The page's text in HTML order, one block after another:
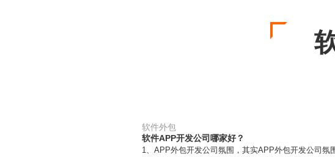
软件外包
软件APP开发公司哪家好？
1、APP外包开发公司氛围，其实APP外包开发公司